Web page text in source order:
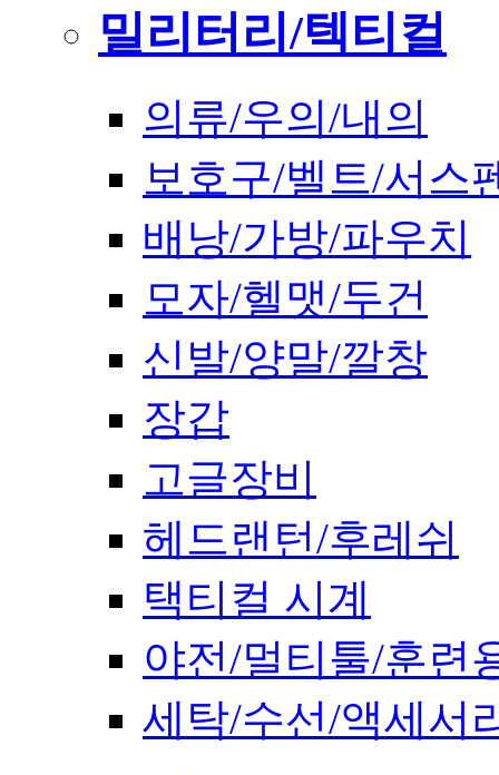
밀리터리/텍티컬
의류/우의/내의
보호구/벨트/서스
배낭/가방/파우치
모자/헬맷/두건
신발/양말/깔창
장갑
고글장비
헤드랜턴/후레쉬
택티컬 시계
야전/멀티툴/훈련
세탁/수선/액세서